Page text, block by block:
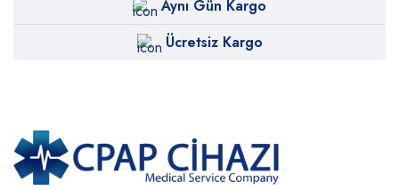
Aynı Gün Kargo
Ücretsiz Kargo